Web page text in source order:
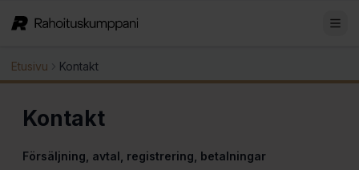
Etusivu Kontakt
Kontakt
Försäljning, avtal, registrering, betalningar